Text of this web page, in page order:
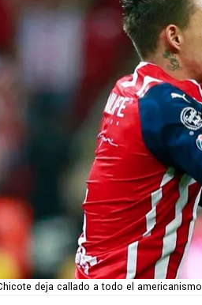
deja callado a todo el americanismo